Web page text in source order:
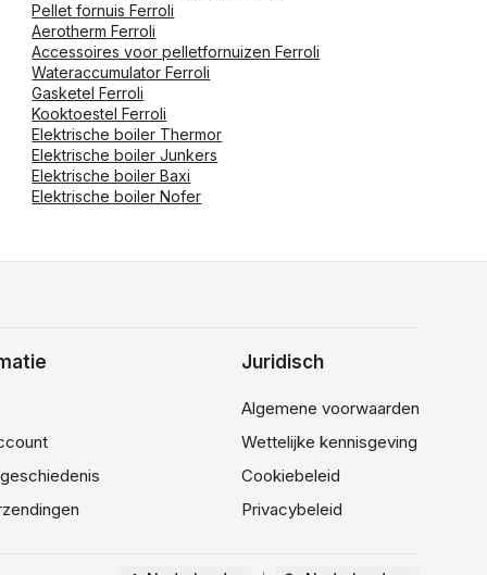
Pellet fornuis Ferroli
Aerotherm Ferroli
Accessoires voor pelletfornuizen Ferroli
Wateraccumulator Ferroli
Gasketel Ferroli
Kooktoestel Ferroli
Elektrische boiler Thermor
Elektrische boiler Junkers
Elektrische boiler Baxi
Elektrische boiler Nofer
Juridisch
Algemene voorwaarden
Wettelijke kennisgeving
Cookiebeleid
Privacybeleid